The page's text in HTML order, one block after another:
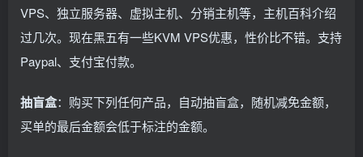
VPS、独立服务器、虚拟主机、分销主机等，主机百科介绍
过几次。现在黑五有一些KVM VPS优惠，性价比不错。支持
Paypal、支付宝付款。
抽盲盒：购买下列任何产品，自动抽盲盒，随机减免金额，
买单的最后金额会低于标注的金额。